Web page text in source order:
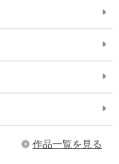
作品一覧を見る